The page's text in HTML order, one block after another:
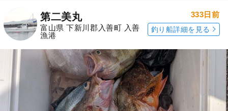
第二美丸
富山県 下新川郡入善町 入善
漁港
333日前
釣り船詳細を見る